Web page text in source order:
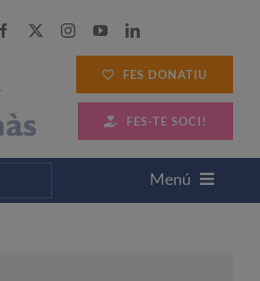
FES DONATIU
FES-TE SOCI!
Menú